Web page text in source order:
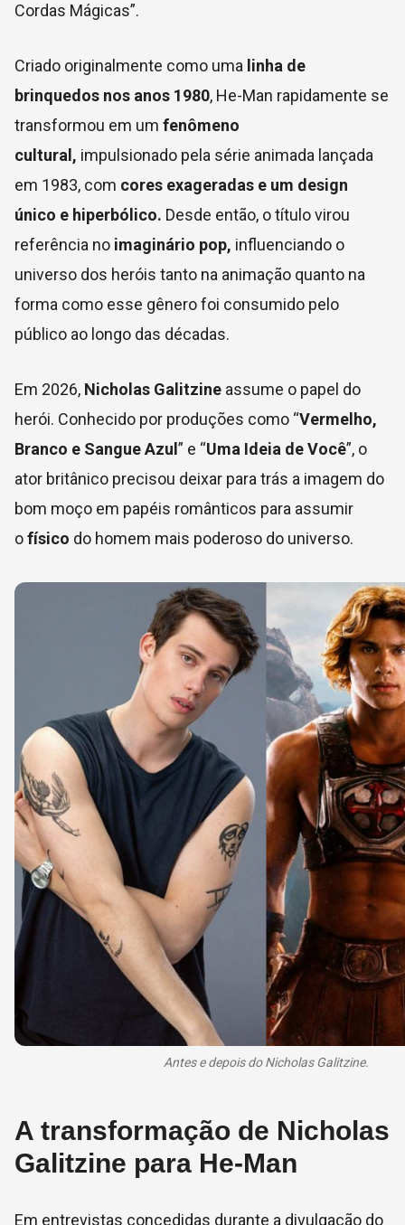
Cordas Mágicas”.
Criado originalmente como uma linha de
brinquedos nos anos 1980, He-Man rapidamente se
transformou em um fenômeno
cultural, impulsionado pela série animada lançada
em 1983, com cores exageradas e um design
único e hiperbólico. Desde então, o título virou
referência no imaginário pop, influenciando o
universo dos heróis tanto na animação quanto na
forma como esse gênero foi consumido pelo
público ao longo das décadas.
Em 2026, Nicholas Galitzine assume o papel do
herói. Conhecido por produções como “Vermelho,
Branco e Sangue Azul ” e “Uma Ideia de Você”, o
ator britânico precisou deixar para trás a imagem do
bom moço em papéis românticos para assumir
ofísico do homem mais poderoso do universo.
Antes e depois do Nicholas Galitzine.
A transformação de Nicholas
Galitzine para He-Man
Em entrevistas concedidas durante a divulgação do